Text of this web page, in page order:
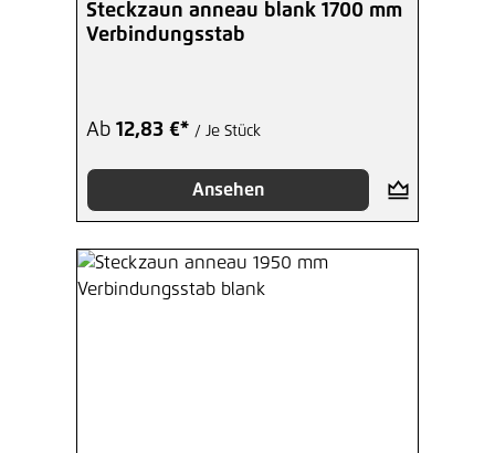
Steckzaun anneau blank 1700 mm
Verbindungsstab
Ab 12,83 €* / Je Stück
Ansehen